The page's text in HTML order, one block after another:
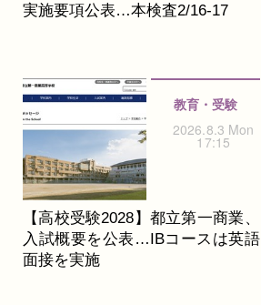
実施要項公表…本検査2/16-17
【高校受験2028】都立第一商業、
入試概要を公表…IBコースは英語
面接を実施
教育・受験
2026.8.3 Mon
17:15